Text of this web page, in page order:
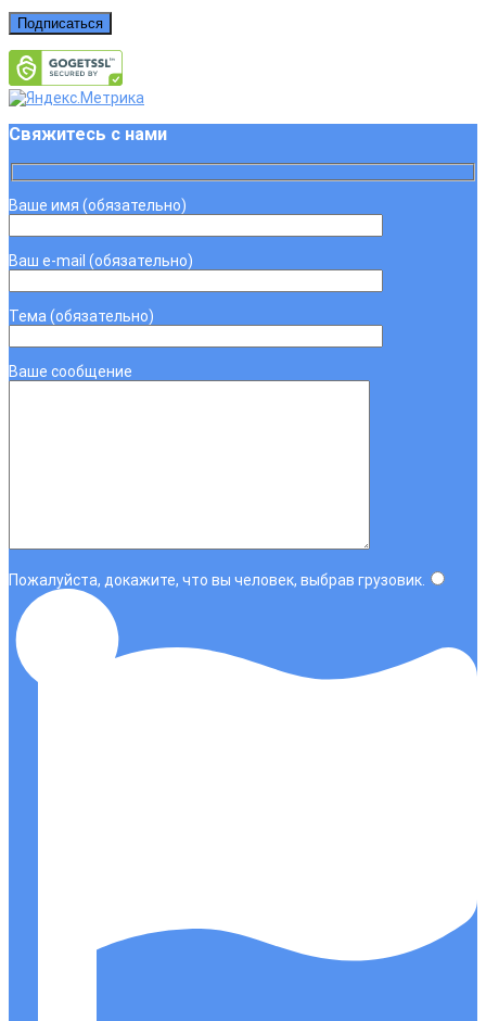
Подписаться
Свяжитесь с нами
Ваше имя (обязательно)
Ваш e-mail (обязательно)
Тема (обязательно)
Ваше сообщение
Пожалуйста, докажите, что вы человек, выбрав грузовик.